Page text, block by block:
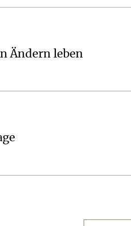
Ändern leben